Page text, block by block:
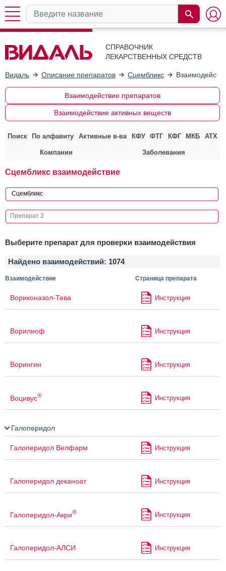
СПРАВОЧНИК
ЛЕКАРСТВЕННЫХ СРЕДСТВ
Видаль Описание препаратов Сцембликс
Взаимодействие препаратов
Взаимодействие активных веществ
Поиск По алфавиту Активные в-ва КФУ ФТГ КФГ МКБ АТХ
Компании Заболевания
Сцембликс взаимодействие
Выберите препарат для проверки взаимодействия
Найдено взаимодействий: 1074
Взаимодействие Страница препарата
Вориконазол-Тева Инструкция
Ворилиоф Инструкция
Ворингин Инструкция
Воцивус® Инструкция
Галоперидол
Галоперидол Велфарм Инструкция
Галоперидол деканоат Инструкция
Галоперидол-Акри® Инструкция
Галоперидол-АЛСИ Инструкция